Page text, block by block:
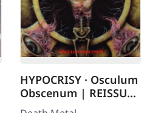
HYPOCRISY · Osculum
Obscenum | REISSUE
2023 CD